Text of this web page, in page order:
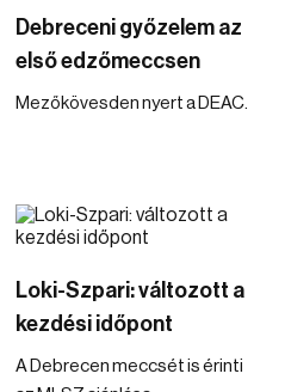
Debreceni győzelem az
első edzőmeccsen
Mezőkövesden nyert a DEAC.
Loki-Szpari: változott a
kezdési időpont
A Debrecen meccsét is érinti